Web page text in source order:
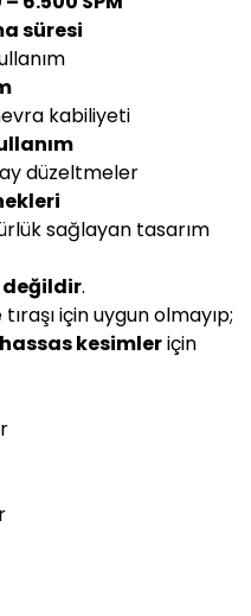
süresi
kabiliyeti
düzeltmeler
sağlayan tasarım
değildir.
için uygun olmayıp;
kesimleriçin